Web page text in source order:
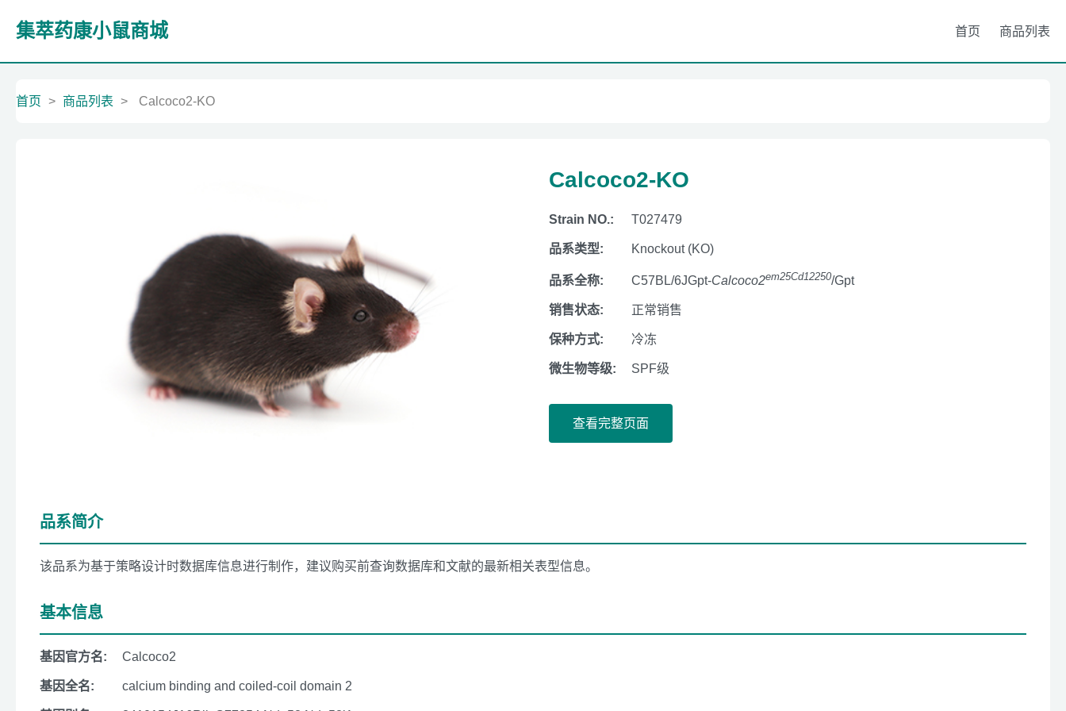
集萃药康小鼠商城 首页 商品列表
首页 > 商品列表 > Calcoco2-KO
Calcoco2-KO
Strain NO.: T027479
品系类型: Knockout (KO)
品系全称: C57BL/6JGpt-Calcoco2em25Cd12250/Gpt
销售状态: 正常销售
保种方式: 冷冻
微生物等级: SPF级
查看完整页面
品系简介
该品系为基于策略设计时数据库信息进行制作，建议购买前查询数据库和文献的最新相关表型信息。
基本信息
基因官方名: Calcoco2
基因全名: calcium binding and coiled-coil domain 2